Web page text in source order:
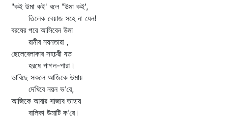
"কই উমা কই' বলে "উমা কই',
তিলেক বেয়াজ সহে না যেন!
বরষের পরে আসিবেন উমা
রানীর নয়নতারা ,
ছেলেবেলাকার সহচরী যত
হরষে পাগল-পারা।
ভাবিছে সকলে আজিকে উমায়
দেখিবে নয়ন ভ'রে,
আজিকে আবার সাজাব তাহায়
বালিকা উমাটি ক'রে।